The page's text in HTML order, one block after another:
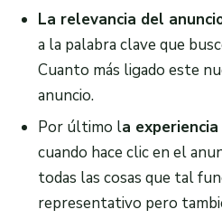
La relevancia del
a la palabra clave que
Cuanto más ligado este
anuncio.
Por último la
cuando hace clic en el
todas las cosas que tal
representativo pero